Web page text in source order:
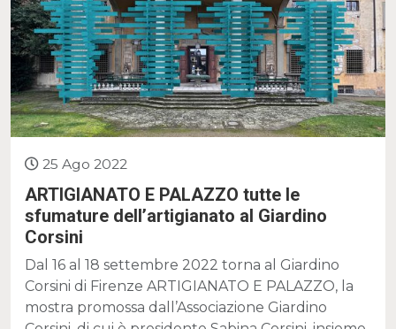
25 Ago 2022
ARTIGIANATO E PALAZZO tutte le
sfumature dell’artigianato al Giardino
Corsini
Dal 16 al 18 settembre 2022 torna al Giardino
Corsini di Firenze ARTIGIANATO E PALAZZO, la
mostra promossa dall’Associazione Giardino